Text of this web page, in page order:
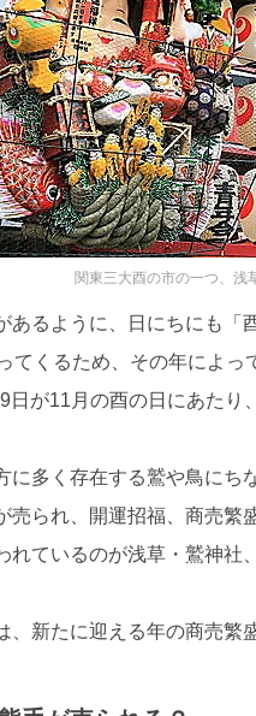
関東三大酉の市の一つ、浅
あるように、日にちにも「
てくるため、その年によっ
が11月の酉の日にあたり
に多く存在する鷲や鳥にち
られ、開運招福、商売繁
れているのが浅草・鷲神
、新たに迎える年の商売繁